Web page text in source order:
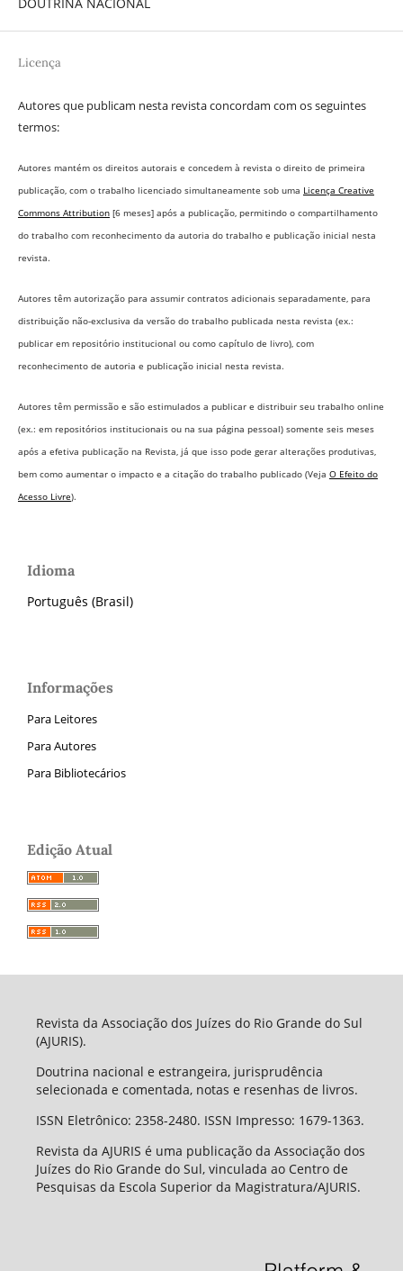
Licença
Autores que publicam nesta revista concordam com os seguintes
termos:
Autores mantém os direitos autorais e concedem à revista o direito de primeira
publicação, com o trabalho licenciado simultaneamente sob uma Licença Creative
Commons Attribution[6 meses] após a publicação, permitindo o compartilhamento
do trabalho com reconhecimento da autoria do trabalho e publicação inicial nesta
revista.
Autores têm autorização para assumir contratos adicionais separadamente, para
distribuição não-exclusiva da versão do trabalho publicada nesta revista (ex.:
publicar em repositório institucional ou como capítulo de livro), com
reconhecimento de autoria e publicação inicial nesta revista.
Autores têm permissão e são estimulados a publicar e distribuir seu trabalho online
(ex.: em repositórios institucionais ou na sua página pessoal) somente seis meses
após a efetiva publicação na Revista, já que isso pode gerar alterações produtivas,
bem como aumentar o impacto e a citação do trabalho publicado (Veja O Efeito do
Acesso Livre).
Idioma
Português (Brasil)
Informações
Para Leitores
Para Autores
Para Bibliotecários
Edição Atual
Revista da Associação dos Juízes do Rio Grande do Sul
(AJURIS).
Doutrina nacional e estrangeira, jurisprudência
selecionada e comentada, notas e resenhas de livros.
ISSN Eletrônico: 2358-2480. ISSN Impresso: 1679-1363.
Revista da AJURIS é uma publicação da Associação dos
Juízes do Rio Grande do Sul, vinculada ao Centro de
Pesquisas da Escola Superior da Magistratura/AJURIS.